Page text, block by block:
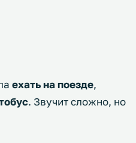
ехать на поезде,
. Звучит сложно, но